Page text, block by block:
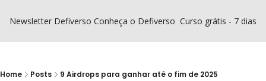
Newsletter Defiverso Conheça o Defiverso Curso grátis - 7 dias
Home Posts 9 Airdrops para ganhar até o fim de 2025